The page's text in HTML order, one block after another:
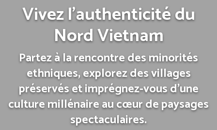
Vivez l’authenticité du
Nord Vietnam
Partez à la rencontre des minorités
ethniques, explorez des villages
préservés et imprégnez-vous d’une
culture millénaire au cœur de paysages
spectaculaires.